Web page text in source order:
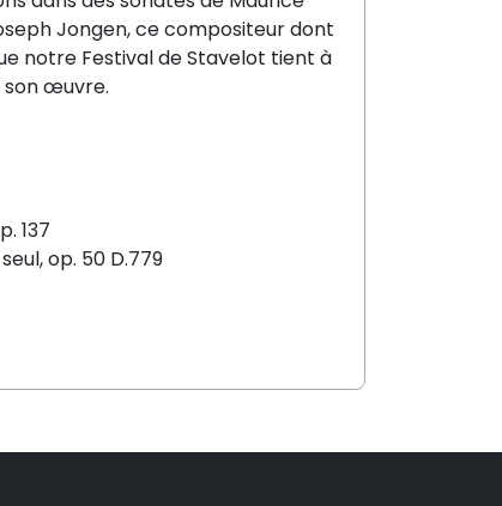
Jongen, ce compositeur dont
notre Festival de Stavelot tient à
son œuvre.
137
op. 50 D.779